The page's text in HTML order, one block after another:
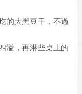
的大黑豆干，不過
溢，再淋些桌上的